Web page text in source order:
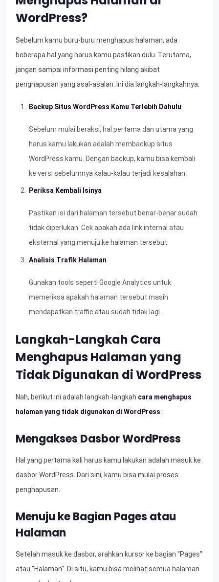
WordPress?
Sebelum kamu buru-buru menghapus halaman, ada
beberapa hal yang harus kamu pastikan dulu. Terutama,
jangan sampai informasi penting hilang akibat
penghapusan yang asal-asalan. Ini dia langkah-langkahnya:
Backup Situs WordPress Kamu Terlebih Dahulu
Sebelum mulai beraksi, hal pertama dan utama yang
harus kamu lakukan adalah membackup situs
WordPress kamu. Dengan backup, kamu bisa kembali
ke versi sebelumnya kalau-kalau terjadi kesalahan.
Periksa Kembali Isinya
Pastikan isi dari halaman tersebut benar-benar sudah
tidak diperlukan. Cek apakah ada link internal atau
eksternal yang menuju ke halaman tersebut.
Analisis Trafik Halaman
Gunakan tools seperti Google Analytics untuk
memeriksa apakah halaman tersebut masih
mendapatkan traffic atau sudah tidak lagi.
Langkah-Langkah Cara
Menghapus Halaman yang
Tidak Digunakan di WordPress
Nah, berikut ini adalah langkah-langkah cara menghapus
halaman yang tidak digunakan di WordPress:
Mengakses Dasbor WordPress
Hal yang pertama kali harus kamu lakukan adalah masuk ke
dasbor WordPress. Dari sini, kamu bisa mulai proses
penghapusan.
Menuju ke Bagian Pages atau
Halaman
Setelah masuk ke dasbor, arahkan kursor ke bagian "Pages"
atau "Halaman". Di situ, kamu bisa melihat semua halaman